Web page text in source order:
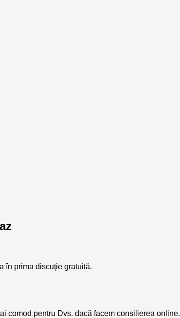
în prima discuţie gratuită.
comod pentru Dvs. dacă facem consilierea online.